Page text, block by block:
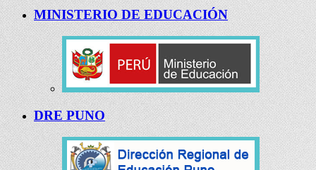
MINISTERIO DE EDUCACIÓN
DRE PUNO